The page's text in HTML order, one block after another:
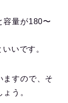
容量が180〜
いです。
ますので、そ
う。